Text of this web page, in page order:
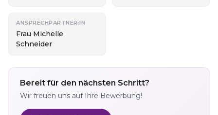
ANSPRECHPARTNER:IN
Frau Michelle
Schneider
Bereit für den nächsten Schritt?
Wir freuen uns auf Ihre Bewerbung!